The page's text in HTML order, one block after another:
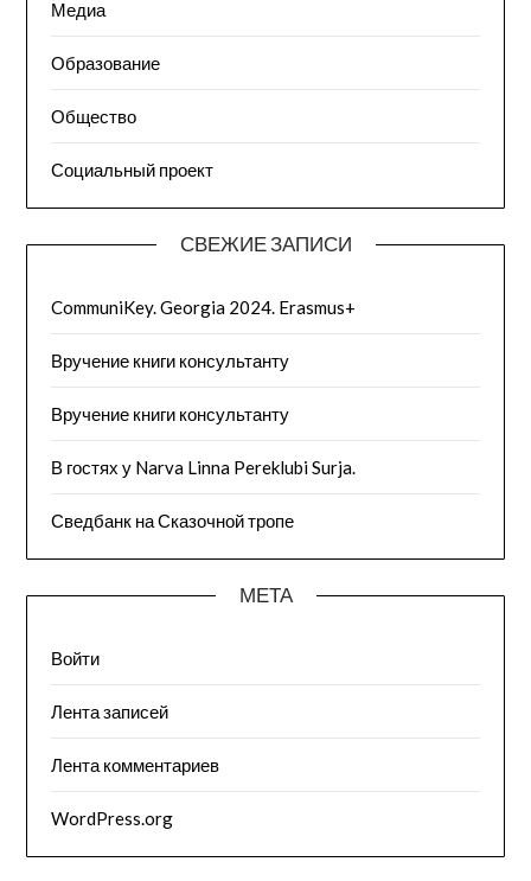
Медиа
Образование
Общество
Социальный проект
СВЕЖИЕ ЗАПИСИ
CommuniKey. Georgia 2024. Erasmus+
Вручение книги консультанту
Вручение книги консультанту
В гостях у Narva Linna Pereklubi Surja.
Сведбанк на Сказочной тропе
МЕТА
Войти
Лента записей
Лента комментариев
WordPress.org